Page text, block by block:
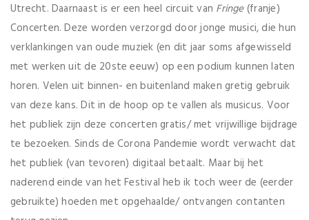
Utrecht. Daarnaast is er een heel circuit van Fringe(franje)
Concerten. Deze worden verzorgd door jonge musici, die hun
verklankingen van oude muziek (en dit jaar soms afgewisseld
met werken uit de 20ste eeuw) op een podium kunnen laten
horen. Velen uit binnen- en buitenland maken gretig gebruik
van deze kans. Dit in de hoop op te vallen als musicus. Voor
het publiek zijn deze concerten gratis/ met vrijwillige bijdrage
te bezoeken. Sinds de Corona Pandemie wordt verwacht dat
het publiek (van tevoren) digitaal betaalt. Maar bij het
naderend einde van het Festival heb ik toch weer de (eerder
gebruikte) hoeden met opgehaalde/ ontvangen contanten